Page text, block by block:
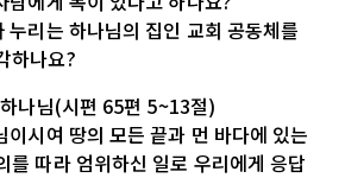
누리는 하나님의 집인 교회 공동체를
하나요?
나님(시편 65편 5~13절)
이시여 땅의 모든 끝과 먼 바다에 있는
를 따라 엄위하신 일로 우리에게 응답